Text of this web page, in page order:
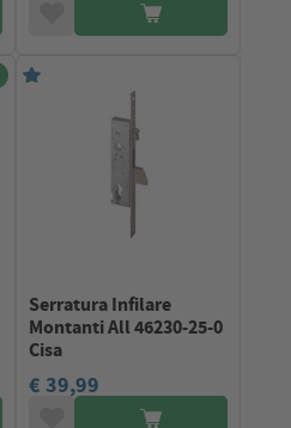
Serratura Infilare
Montanti All 46230-25-0
Cisa
€ 39,99